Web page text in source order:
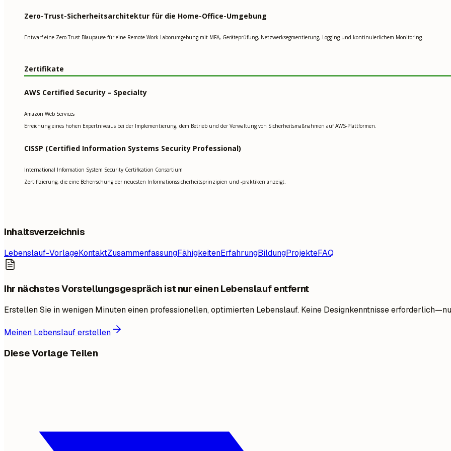
Zero-Trust-Sicherheitsarchitektur für die Home-Office-Umgebung
Entwarf eine Zero-Trust-Blaupause für eine Remote-Work-Laborumgebung mit MFA, Geräteprüfung, Netzwerksegmentierung, Logging und kontinuierlichem Monitoring.
Zertifikate
AWS Certified Security – Specialty
Amazon Web Services
Erreichung eines hohen Expertniveaus bei der Implementierung, dem Betrieb und der Verwaltung von Sicherheitsmaßnahmen auf AWS-Plattformen.
CISSP (Certified Information Systems Security Professional)
International Information System Security Certification Consortium
Zertifizierung, die eine Beherrschung der neuesten Informationssicherheitsprinzipien und -praktiken anzeigt.
Inhaltsverzeichnis
Lebenslauf-VorlageKontaktZusammenfassungFähigkeitenErfahrungBildungProjekteFAQ
Ihr nächstes Vorstellungsgespräch ist nur einen Lebenslauf entfernt
Erstellen Sie in wenigen Minuten einen professionellen, optimierten Lebenslauf. Keine Designkenntnisse
Meinen Lebenslauf erstellen
Diese Vorlage Teilen